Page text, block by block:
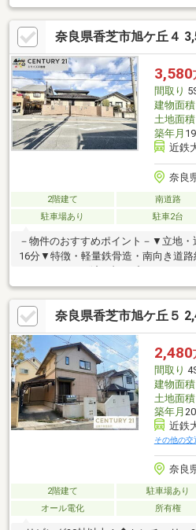
やお見積り、プランニングにも対応
せた住まいづくりをサポートいたし
トワークと情報力を活かし、ご購入後
心して進めていただけるようサポー
りに関することなら何でもお気軽にご
奈良県香芝市旭ケ丘４
3,580
間取り
建物面積
土地面積
築年月
近鉄
奈良
2階建て 南道路
駐車場あり
駐車2台
－物件のおすすめポイント－▼立地
16分▼特徴・軽量鉄骨造・南向き道路
スクリーニング済・旭ヶ丘ニュータウ
階に洗面所あり・ＬＤＫ約22.5帖▼周
約800m・香芝北中学校まで約200m◆
が広告している物件も同時に紹介・案
希望される際は、物件名を担当者ま
奈良県香芝市旭ケ丘５
2,480
間取り
建物面積
土地面積
築年月
近鉄
その他の交
奈良
2階建て 駐車場あり
オール電化
所有権